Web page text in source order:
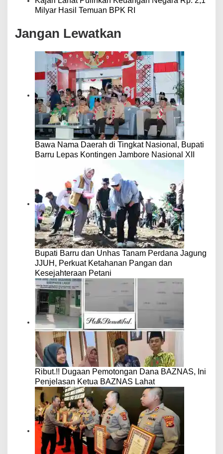
Milyar Hasil Temuan BPK RI
Jangan Lewatkan
Bawa Nama Daerah di Tingkat Nasional, Bupati
Barru Lepas Kontingen Jambore Nasional XII
Bupati Barru dan Unhas Tanam Perdana Jagung
JJUH, Perkuat Ketahanan Pangan dan
Kesejahteraan Petani
Ribut.!! Dugaan Pemotongan Dana BAZNAS, Ini
Penjelasan Ketua BAZNAS Lahat